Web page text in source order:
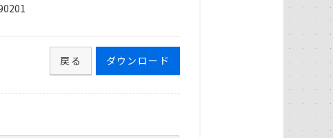
ダウンロード
戻る